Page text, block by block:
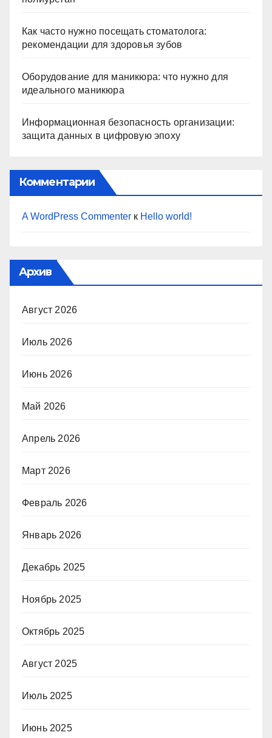
Как часто нужно посещать стоматолога:
рекомендации для здоровья зубов
Оборудование для маникюра: что нужно для
идеального маникюра
Информационная безопасность организации:
защита данных в цифровую эпоху
Комментарии
A WordPress Commenter к Hello world!
Архив
Август 2026
Июль 2026
Июнь 2026
Май 2026
Апрель 2026
Март 2026
Февраль 2026
Январь 2026
Декабрь 2025
Ноябрь 2025
Октябрь 2025
Август 2025
Июль 2025
Июнь 2025